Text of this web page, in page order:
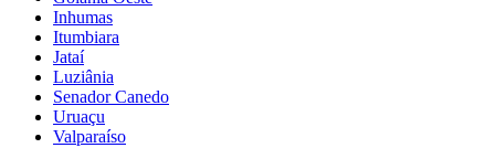
Inhumas
Itumbiara
Jataí
Luziânia
Senador Canedo
Uruaçu
Valparaíso